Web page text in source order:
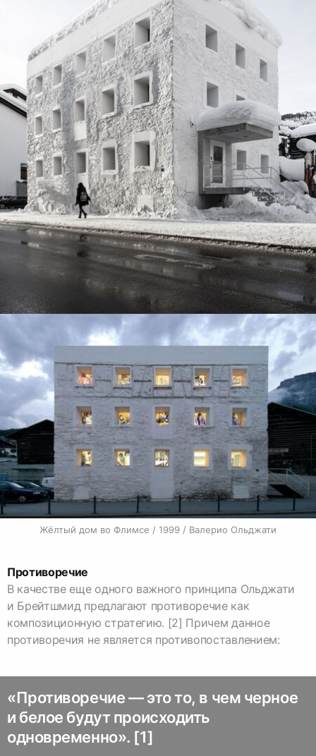
Жёлтый дом во Флимсе / 1999 / Валерио Ольджати
Противоречие
В качестве еще одного важного принципа Ольджати
и Брейтшмид предлагают противоречие как
композиционную стратегию. [2] Причем данное
«Противоречие — это то, в чем черное
и белое будут происходить
одновременно». [1]